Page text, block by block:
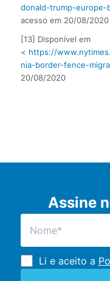
donald-trump-europe-
acesso em 20/08/2020
[13] Disponível em
< https://
nia-border-fence-
20/08/2020
Assine
Li e aceito a